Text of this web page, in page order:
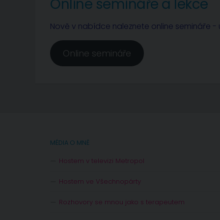
Online semináře a lekce
Nově v nabídce naleznete online semináře -
Online semináře
MÉDIA O MNĚ
Hostem v televizi Metropol
Hostem ve Všechnopárty
Rozhovory se mnou jako s terapeutem